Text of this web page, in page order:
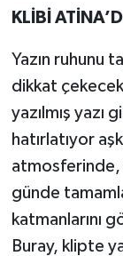
KLİBİ
Yazın ruhunu
dikkat çekecek
yazılmış yazı
hatırlatıyor
atmosferinde,
günde
katmanlarını
Buray, klipte